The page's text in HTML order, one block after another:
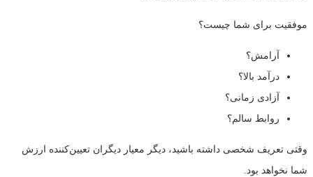
موفقیت برای شما چیست؟
آرامش؟
درآمد بالا؟
آزادی زمانی؟
روابط سالم؟
وقتی تعریف شخصی داشته باشید، دیگر معیار دیگران تعیین‌کننده ارزش
شما نخواهد بود.